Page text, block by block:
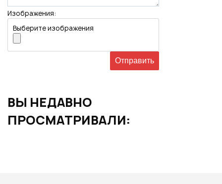
Изображения:
Выберите изображения
ВЫ НЕДАВНО
ПРОСМАТРИВАЛИ: